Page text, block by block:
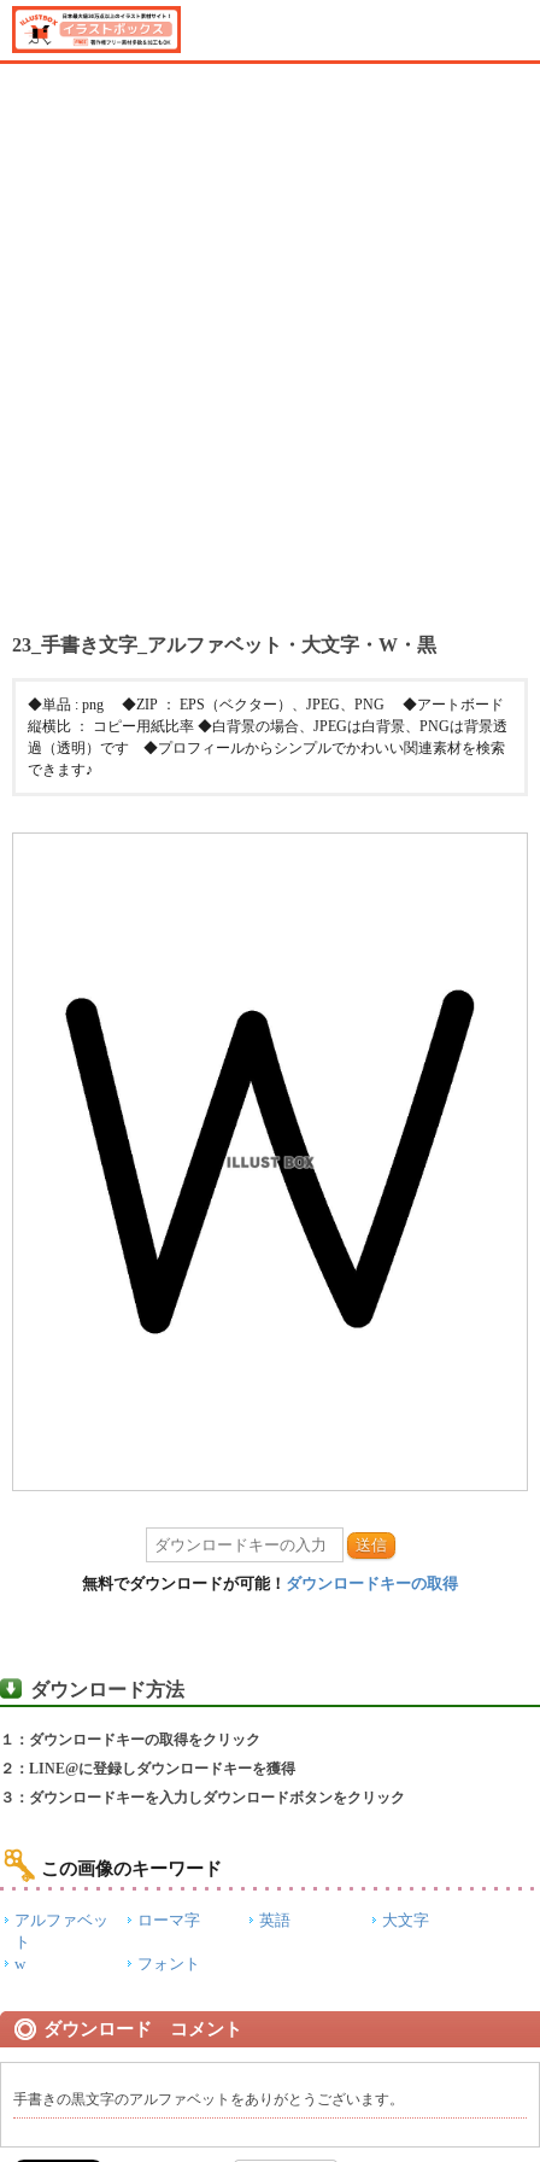
23_手書き文字_アルファベット・大文字・W・黒
◆単品 : png ◆ZIP ： EPS（ベクター）、JPEG、PNG ◆アートボード
縦横比 ： コピー用紙比率 ◆白背景の場合、JPEGは白背景、PNGは背景透
過（透明）です ◆プロフィールからシンプルでかわいい関連素材を検索
できます♪
送信
無料でダウンロードが可能！ ダウンロードキーの取得
ダウンロード方法
１：ダウンロードキーの取得をクリック
２：LINE@に登録しダウンロードキーを獲得
３：ダウンロードキーを入力しダウンロードボタンをクリック
この画像のキーワード
アルファベッ
ト
ローマ字 英語 大文字
w フォント
ダウンロード コメント
手書きの黒文字のアルファベットをありがとうございます。